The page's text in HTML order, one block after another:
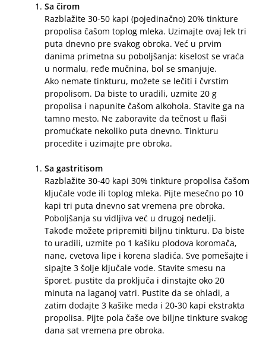
Sa čirom
Razblažite 30-50 kapi (pojedinačno) 20% tinkture
propolisa čašom toplog mleka. Uzimajte ovaj lek tri
puta dnevno pre svakog obroka. Već u prvim
danima primetna su poboljšanja: kiselost se vraća
u normalu, ređe mučnina, bol se smanjuje.
Ako nemate tinkturu, možete se lečiti i čvrstim
propolisom. Da biste to uradili, uzmite 20 g
propolisa i napunite čašom alkohola. Stavite ga na
tamno mesto. Ne zaboravite da tečnost u flaši
promućkate nekoliko puta dnevno. Tinkturu
procedite i uzimajte pre obroka.
Sa gastritisom
Razblažite 30-40 kapi 30% tinkture propolisa čašom
ključale vode ili toplog mleka. Pijte mesečno po 10
kapi tri puta dnevno sat vremena pre obroka.
Poboljšanja su vidljiva već u drugoj nedelji.
Takođe možete pripremiti biljnu tinkturu. Da biste
to uradili, uzmite po 1 kašiku plodova koromača,
nane, cvetova lipe i korena sladića. Sve pomešajte i
sipajte 3 šolje ključale vode. Stavite smesu na
šporet, pustite da proključa i dinstajte oko 20
minuta na laganoj vatri. Pustite da se ohladi, a
zatim dodajte 3 kašike meda i 20-30 kapi ekstrakta
propolisa. Pijte pola čaše ove biljne tinkture svakog
dana sat vremena pre obroka.